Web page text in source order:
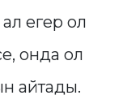
егер ол
онда ол
айтады.